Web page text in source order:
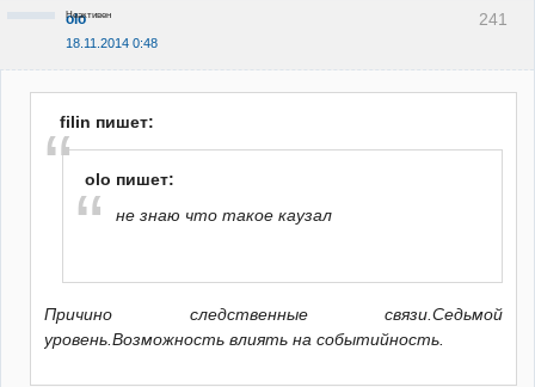
241
olo
18.11.2014 0:48
Неактивен
filin пишет:
olo пишет:
не знаю что такое каузал
Причино следственные связи.Седьмой
уровень.Возможность влиять на событийность.